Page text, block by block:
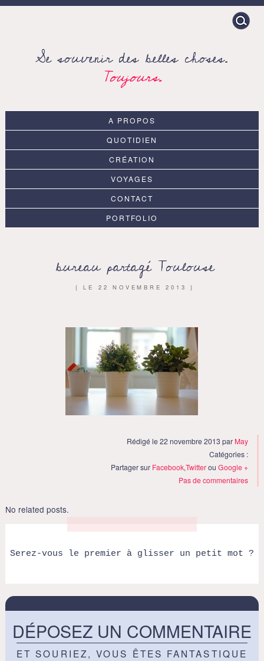
Search
for:
Se souvenir des belles choses.
Toujours.
A PROPOS
QUOTIDIEN
CRÉATION
VOYAGES
CONTACT
PORTFOLIO
bureau partagé Toulouse
{ LE 22 NOVEMBRE 2013 }
Rédigé le 22 novembre 2013 par May
Catégories :
Partager sur Facebook,TwitterouGoogle +
Pas de commentaires
No related posts.
Serez-vous le premier à glisser un petit mot ?
DÉPOSEZ UN COMMENTAIRE
ET SOURIEZ, VOUS ÊTES FANTASTIQUE